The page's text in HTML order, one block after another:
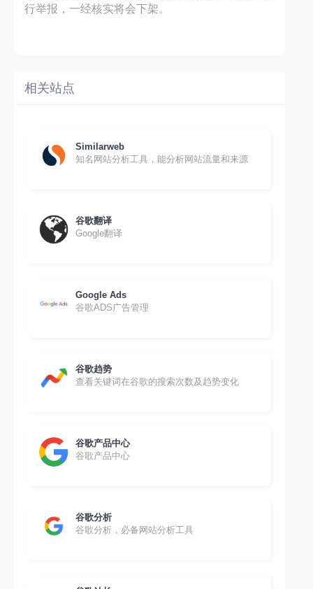
行举报，一经核实将会下架。
相关站点
Similarweb
知名网站分析工具，能分析网站流量和来源
谷歌翻译
Google翻译
Google Ads
谷歌ADS广告管理
谷歌趋势
查看关键词在谷歌的搜索次数及趋势变化
谷歌产品中心
谷歌产品中心
谷歌分析
谷歌分析，必备网站分析工具